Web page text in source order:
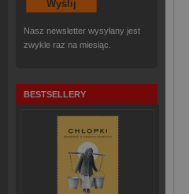
Nasz newsletter wysyłany jest
zwykle raz na miesiąc.
BESTSELLERY